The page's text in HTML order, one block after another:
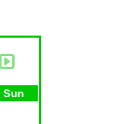
Sun